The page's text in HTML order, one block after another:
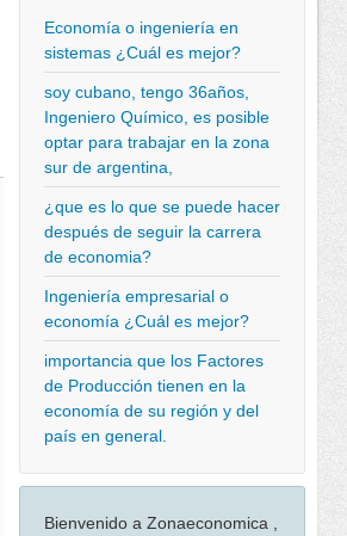
Economía o ingeniería en
sistemas ¿Cuál es mejor?
soy cubano, tengo 36años,
Ingeniero Químico, es posible
optar para trabajar en la zona
sur de argentina,
¿que es lo que se puede hacer
después de seguir la carrera
de economia?
Ingeniería empresarial o
economía ¿Cuál es mejor?
importancia que los Factores
de Producción tienen en la
economía de su región y del
país en general.
Bienvenido a Zonaeconomica ,